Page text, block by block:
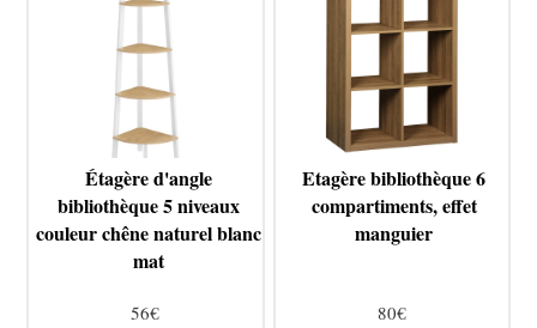
Étagère d'angle
bibliothèque 5 niveaux
couleur chêne naturel blanc
mat
56€
Etagère bibliothèque 6
compartiments, effet
manguier
80€